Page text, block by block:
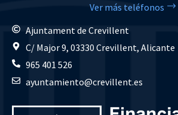
Ver más teléfonos
Ajuntament de Crevillent
C/ Major 9, 03330 Crevillent, Alicante
965 401 526
ayuntamiento@crevillent.es